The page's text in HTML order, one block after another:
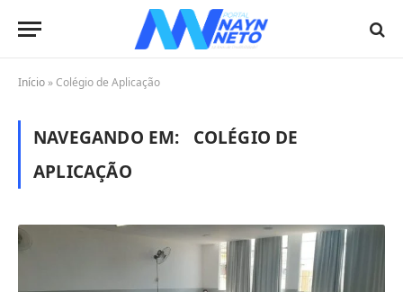
Início »Colégio de Aplicação
NAVEGANDO EM:
COLÉGIO DE
APLICAÇÃO